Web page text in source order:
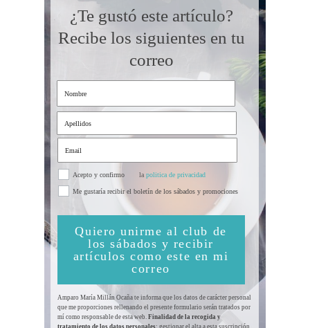
la politica de privacidad
Amparo María Millán Ocaña te informa que los datos de carácter personal
que me proporciones rellenando el presente formulario serán tratados por
mí como responsable de esta web. Finalidad de la recogida y
¿Te gustó este artículo?
Recibe los siguientes en tu
correo
Acepto y confirmo
Me gustaría recibir el boletín de los sábados y promociones
Quiero unirme al club de
los sábados y recibir
artículos como este en mi
correo